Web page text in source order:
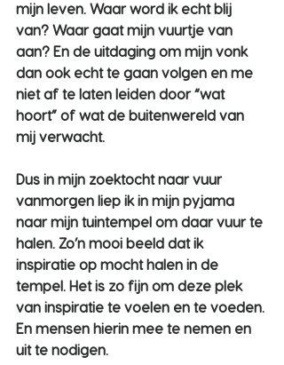
mijn leven. Waar word ik echt blij
van? Waar gaat mijn vuurtje van
aan? En de uitdaging om mijn vonk
dan ook echt te gaan volgen en me
niet af te laten leiden door “wat
hoort” of wat de buitenwereld van
mij verwacht.
Dus in mijn zoektocht naar vuur
vanmorgen liep ik in mijn pyjama
naar mijn tuintempel om daar vuur te
halen. Zo’n mooi beeld dat ik
inspiratie op mocht halen in de
tempel. Het is zo fijn om deze plek
van inspiratie te voelen en te voeden.
En mensen hierin mee te nemen en
uit te nodigen.